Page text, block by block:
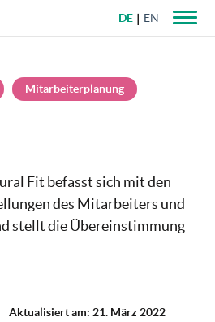
DE EN
Mitarbeiterplanung
Fit befasst sich mit den
des Mitarbeiters und
stellt die Übereinstimmung
Aktualisiert am: 21. März 2022